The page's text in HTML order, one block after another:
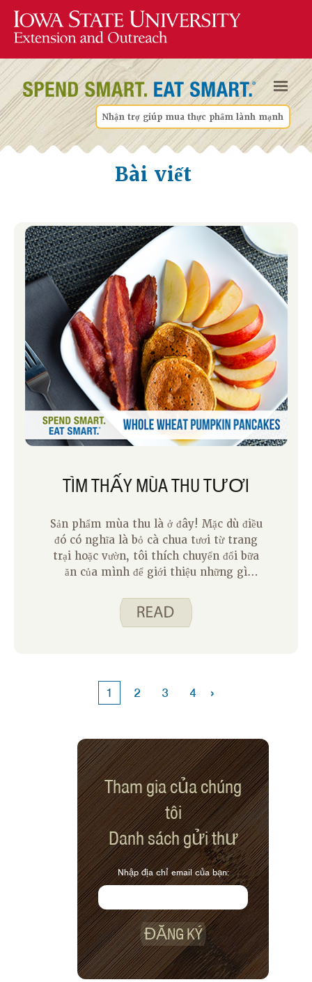
Nhận trợ giúp mua thực phẩm lành mạnh
Bài viết
TÌM THẤY MÙA THU TƯƠI
Sản phẩm mùa thu là ở đây! Mặc dù điều
đó có nghĩa là bỏ cà chua tươi từ trang
trại hoặc vườn, tôi thích chuyển đổi bữa
ăn của mình để giới thiệu những gì
mùa thu đang đến và một số người thậm
chí còn có nó trong khu vườn của họ.
sản. Mặc dù có rất nhiều loại rau mùa hè
mà tôi thích ăn sống, nhưng những loại
yêu thích của tôi sử dụng những gì
trong mùa thu này.
1 2 3 4 ›
Tham gia của chúng
tôi
Danh sách gửi thư
Nhập địa chỉ email của bạn:
ĐĂNG KÝ